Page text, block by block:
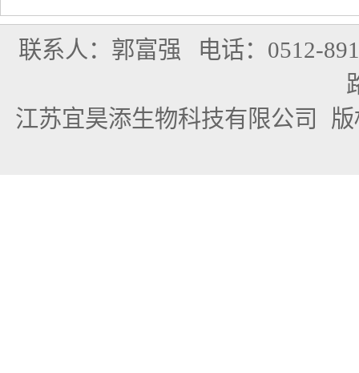
联系人：郭富强 电话：0512-
江苏宜昊添生物科技有限公司